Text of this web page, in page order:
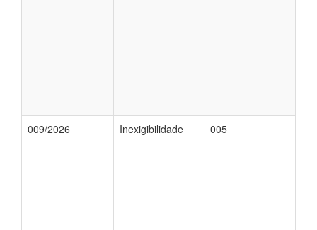
009/2026 Inexigibilidade 005